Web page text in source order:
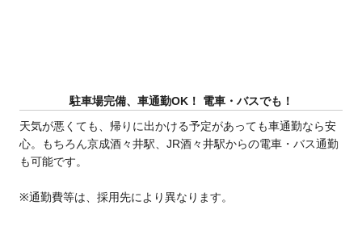
駐車場完備、車通勤OK！ 電車・バスでも！
天気が悪くても、帰りに出かける予定があっても車通勤なら安
心。もちろん京成酒々井駅、JR酒々井駅からの電車・バス通勤
も可能です。
※通勤費等は、採用先により異なります。